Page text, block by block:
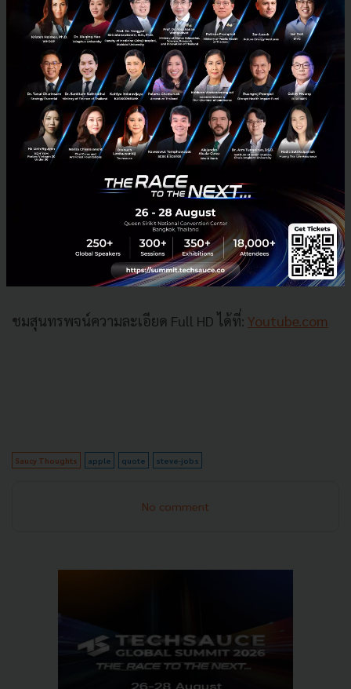
หัวใจและสัญชาตญาณของตัวเอง
บทเรียนนี้คือเครื่องเตือนใจที่ทรงพลังที่สุด ให้เราใช้ชีวิต
อย่างกล้าหาญและซื่อสัตย์ต่อตัวเอง อย่าปล่อยให้เสียงของ
คนอื่นดังกว่าเสียงในใจ และอย่าเสียเวลาอันมีค่าไปกับการ
เดินตามเส้นทางที่คนอื่นขีดไว้ให้
และในตอนท้ายของสุนทรพจน์ จ็อบส์ได้ทิ้งคำคมที่เป็น
เหมือนบทสรุปและคำอวยพรให้กับบัณฑิตทุกคนว่า “Stay
Hungry. Stay Foolish.” (จงหิวกระหาย จงทำตัวโง่เขลาอยู่
เสมอ) เพื่อเป็นเครื่องเตือนใจให้ทุกคนเปิดใจเรียนรู้สิ่ง
ใหม่อยู่เสมอ และกล้าที่จะเสี่ยงทำในสิ่งที่แตกต่าง โดยไม่
ต้องกลัวว่าจะดูโง่ในสายตาใคร
ชมสุนทรพจน์ความละเอียด Full HD ได้ที่: Youtube.com
Saucy Thoughts apple quote steve-jobs
No comment